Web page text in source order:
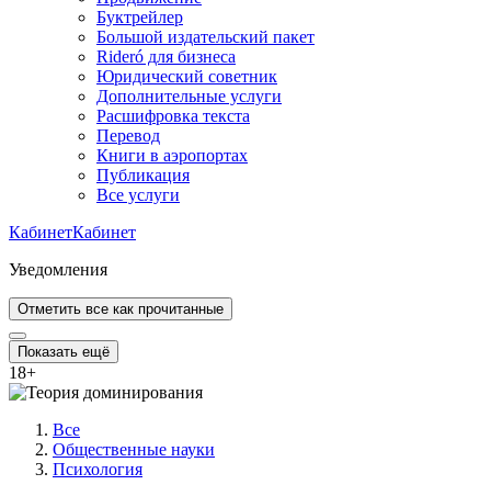
Буктрейлер
Большой издательский пакет
Rideró для бизнеса
Юридический советник
Дополнительные услуги
Расшифровка текста
Перевод
Книги в аэропортах
Публикация
Все услуги
КабинетКабинет
Уведомления
Отметить все как прочитанные
Показать ещё
18+
Все
Общественные науки
Психология